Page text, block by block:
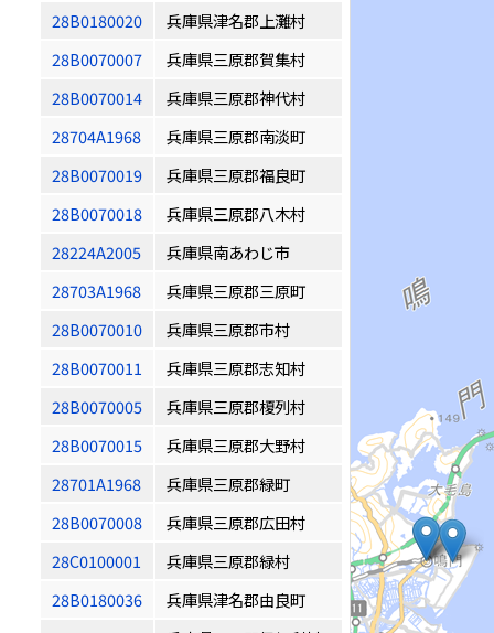
28B0180020
兵庫県津名郡上灘村
28B0070007
兵庫県三原郡賀集村
28B0070014
兵庫県三原郡神代村
28704A1968
兵庫県三原郡南淡町
28B0070019
兵庫県三原郡福良町
28B0070018
兵庫県三原郡八木村
28224A2005
兵庫県南あわじ市
28703A1968
兵庫県三原郡三原町
28B0070010
兵庫県三原郡市村
28B0070011
兵庫県三原郡志知村
28B0070005
兵庫県三原郡榎列村
28B0070015
兵庫県三原郡大野村
28701A1968
兵庫県三原郡緑町
28B0070008
兵庫県三原郡広田村
28C0100001
兵庫県三原郡緑村
28B0180036
兵庫県津名郡由良町